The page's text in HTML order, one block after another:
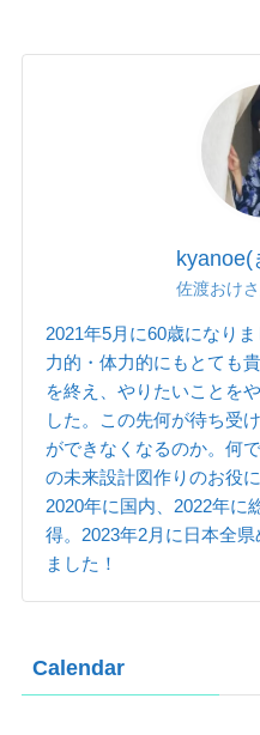
kyanoe(
佐渡おけ
2021年5月に60歳になり
力的・体力的にもとても
を終え、やりたいことを
した。この先何が待ち受
ができなくなるのか。何
の未来設計図作りのお役
2020年に国内、2022年に
得。2023年2月に日本全
ました！
Calendar